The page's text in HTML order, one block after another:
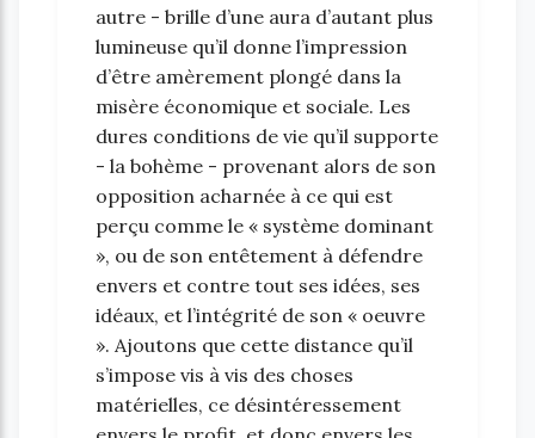
autre - brille d’une aura d’autant plus
lumineuse qu’il donne l’impression
d’être amèrement plongé dans la
misère économique et sociale. Les
dures conditions de vie qu’il supporte
- la bohème - provenant alors de son
opposition acharnée à ce qui est
perçu comme le « système dominant
», ou de son entêtement à défendre
envers et contre tout ses idées, ses
idéaux, et l’intégrité de son « oeuvre
». Ajoutons que cette distance qu’il
s’impose vis à vis des choses
matérielles, ce désintéressement